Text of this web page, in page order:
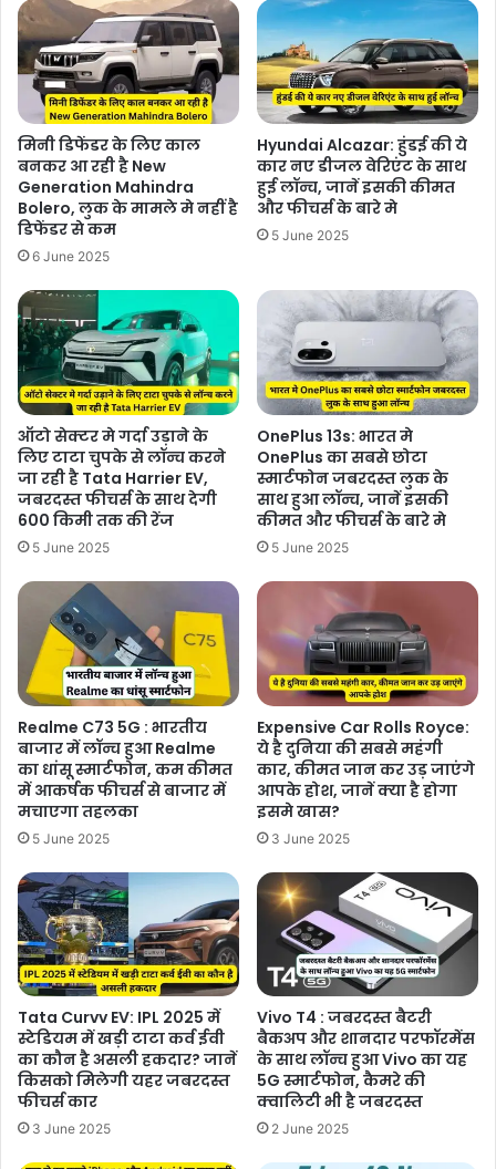
मिनी डिफेंडर के लिए काल
बनकर आ रही है New
Generation Mahindra
Bolero, लुक के मामले मे नहीं है
डिफेंडर से कम
6 June 2025
Hyundai Alcazar: हुंडई की ये
कार नए डीजल वेरिएंट के साथ
हुई लॉन्च, जानें इसकी कीमत
और फीचर्स के बारे मे
5 June 2025
ऑटो सेक्टर मे गर्दा उड़ाने के
लिए टाटा चुपके से लॉन्च करने
जा रही है Tata Harrier EV,
जबरदस्त फीचर्स के साथ देगी
600 किमी तक की रेंज
5 June 2025
OnePlus 13s: भारत मे
OnePlus का सबसे छोटा
स्मार्टफोन जबरदस्त लुक के
साथ हुआ लॉन्च, जानें इसकी
कीमत और फीचर्स के बारे मे
5 June 2025
Realme C73 5G : भारतीय
बाजार में लॉन्च हुआ Realme
का धांसू स्मार्टफोन, कम कीमत
में आकर्षक फीचर्स से बाजार में
मचाएगा तहलका
5 June 2025
Expensive Car Rolls Royce:
ये है दुनिया की सबसे महंगी
कार, कीमत जान कर उड़ जाएंगे
आपके होश, जानें क्या है होगा
इसमे खास?
3 June 2025
Tata Curvv EV: IPL 2025 में
स्टेडियम में खड़ी टाटा कर्व ईवी
का कौन है असली हकदार? जानें
किसको मिलेगी यहर जबरदस्त
फीचर्स कार
3 June 2025
Vivo T4 : जबरदस्त बैटरी
बैकअप और शानदार परफॉरमेंस
के साथ लॉन्च हुआ Vivo का यह
5G स्मार्टफोन, कैमरे की
क्वालिटी भी है जबरदस्त
2 June 2025